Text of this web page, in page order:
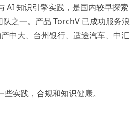
AI 知识引擎实践，是国内较早探索
队之一。产品 TorchV 已成功服务浪
中大、台州银行、适途汽车、中汇
实践，合规和知识健康。